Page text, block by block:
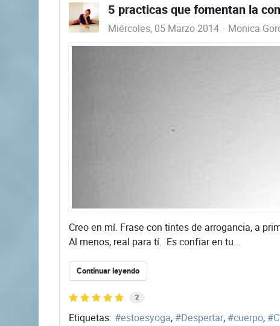
5 practicas que fomentan la
Miércoles, 05 Marzo 2014 Monica
Creo en mí. Frase con tintes de arrogancia, a
Al menos, real para tí. Es confiar en tu...
Continuar leyendo
2
Etiquetas: estoesyoga Despertar cuerpo